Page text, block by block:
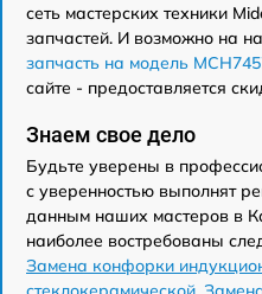
сеть мастерских техники
запчастей. И возможно на
запчасть на модель
сайте - предоставляется
Знаем свое дело
Будьте уверены в
с уверенностью выполнят
данным наших мастеров в
наиболее востребованы
Замена конфорки